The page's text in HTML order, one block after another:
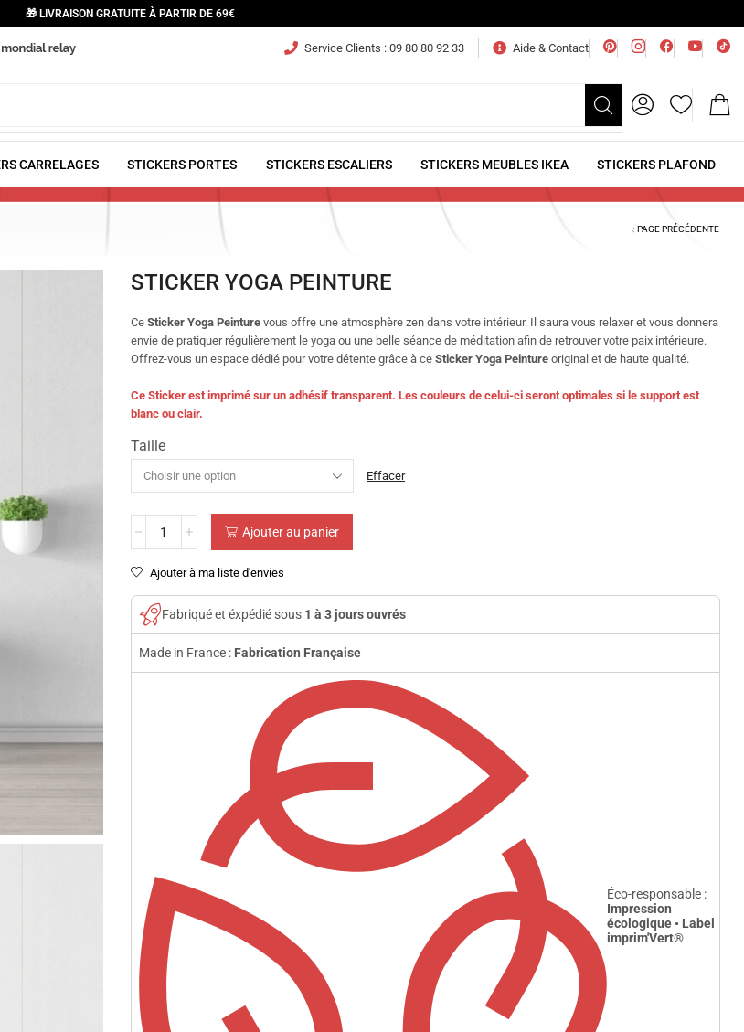
🎁 LIVRAISON GRATUITE À PARTIR DE 69€
Service Clients : 09 80 80 92 33 Aide & Contact
CARRELAGES STICKERS PORTES STICKERS ESCALIERS STICKERS MEUBLES IKEA STICKERS PLAFOND
PAGE PRÉCÉDENTE
STICKER YOGA PEINTURE
Ce Sticker Yoga Peinture vous offre une atmosphère zen dans votre intérieur. Il saura vous relaxer et vous donnera
envie de pratiquer régulièrement le yoga ou une belle séance de méditation afin de retrouver votre paix intérieure.
Offrez-vous un espace dédié pour votre détente grâce à ceSticker Yoga Peinture original et de haute qualité.
Ce Sticker est imprimé sur un adhésif transparent. Les couleurs de celui-ci seront optimales si le support est
blanc ou clair.
Taille
Effacer
Ajouter au panier
Ajouter à ma liste d'envies
Fabriqué et éxpédié sous 1 à 3 jours ouvrés
Made in France : Fabrication Française
Éco-responsable :
Impression
écologique • Label
imprim'Vert®